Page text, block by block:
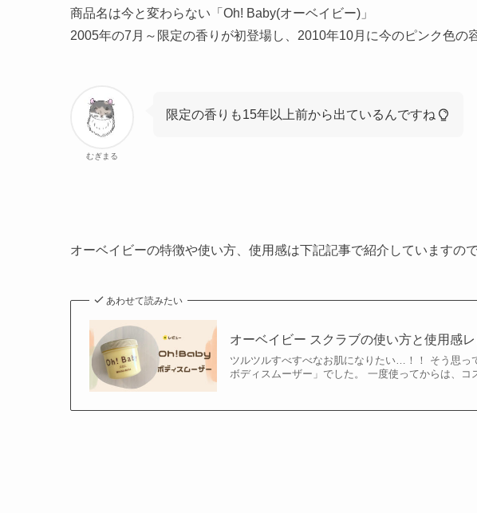
商品名は今と変わらない「Oh! Baby(オーベイビー)」
2005年の7月～限定の香りが初登場し、2010年10月に今のピンク色の
むぎまる
限定の香りも15年以上前から出ているんですね
オーベイビーの特徴や使い方、使用感は下記記事で紹介していますの
あわせて読みたい
オーベイビー スクラブの使い方と使用感
ツルツルすべすべなお肌になりたい…！！ そう思っ
ボディスムーザー」でした。 一度使ってからは、